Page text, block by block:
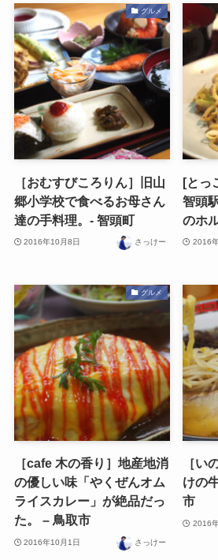
グルメ
［おむすびころりん］旧山
郷小学校で食べるお母さん
達の手料理。- 智頭町
2016年10月8日 さっけー
[とっ
智頭
のホ
2016
グルメ
［cafe 木の香り］地産地消
の優しい味「やくぜんオム
ライスカレー」が絶品だっ
た。 – 鳥取市
2016年10月1日 さっけー
［い
けの
市
2016